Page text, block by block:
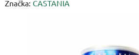
hodnocení
Značka: CASTANIA